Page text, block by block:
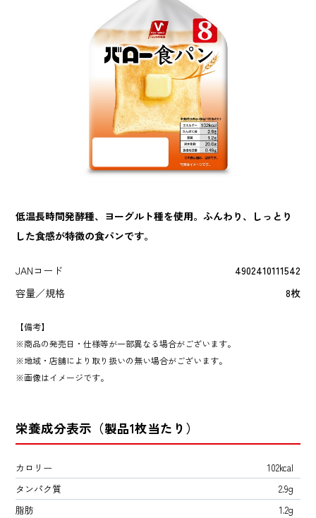
低温長時間発酵種、ヨーグルト種を使用。ふんわり、しっとり
した食感が特徴の食パンです。
JANコード
4902410111542
容量／規格
8枚
【備考】
商品の発売日・仕様等が一部異なる場合がございます。
地域・店舗により取り扱いの無い場合がございます。
画像はイメージです。
栄養成分表示（製品1枚当たり）
カロリー
102kcal
タンパク質
2.9g
脂肪
1.2g